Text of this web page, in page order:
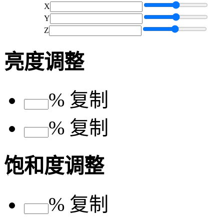
X
Y
Z
亮度调整
% 复制
% 复制
饱和度调整
% 复制